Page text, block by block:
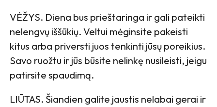
VĖŽYS. Diena bus prieštaringa ir gali pateikti
nelengvų iššūkių. Veltui mėginsite pakeisti
kitus arba priversti juos tenkinti jūsų poreikius.
Savo ruožtu ir jūs būsite nelinkę nusileisti, jeigu
patirsite spaudimą.
LIŪTAS. Šiandien galite jaustis nelabai gerai ir